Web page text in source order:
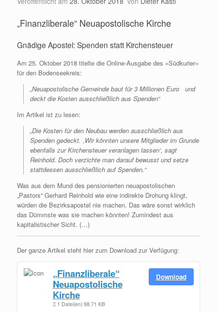
„Finanzliberale“ Neuapostolische Kirche
Gnädige Apostel: Spenden statt Kirchensteuer
Am 25. Oktober 2018 titelte die Online-Ausgabe des »Südkurier«
für den Bodenseekreis:
„Neuapostolische Gemeinde baut für 3 Millionen Euro und
deckt die Kosten ausschließlich aus Spenden“
Im Artikel ist zu lesen:
„Die Kosten für den Neubau werden ausschließlich aus
Spenden gedeckt. ,Wir könnten unsere Mitglieder im Grunde
ebenfalls zur Kirchensteuer veranlagen lassen‘, sagt
Reinhold. Doch verzichte man darauf bewusst und setze
stattdessen ausschließlich auf Spenden.“
Was aus dem Mund des pensionierten neuapostolischen
„Pastors“ Gerhard Reinhold wie eine indirekte Drohung klingt,
würden die Bezirksapostel nie machen. Das wäre sonst wirklich
das Dümmste was sie machen könnten! Zumindest aus
kapitalistischer Sicht. (…)
Der ganze Artikel steht hier zum Download zur Verfügung:
„Finanzliberale“
Neuapostolische
Kirche
1 Datei(en) 98.71 KB
Download